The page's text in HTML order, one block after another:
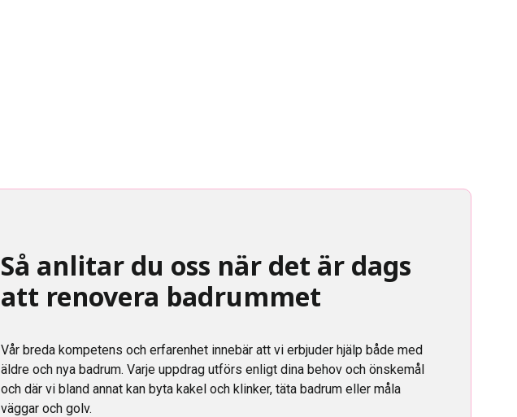
Så anlitar du oss när det är dags
att renovera badrummet
Vår breda kompetens och erfarenhet innebär att vi erbjuder hjälp både med
äldre och nya badrum. Varje uppdrag utförs enligt dina behov och önskemål
och där vi bland annat kan byta kakel och klinker, täta badrum eller måla
väggar och golv.